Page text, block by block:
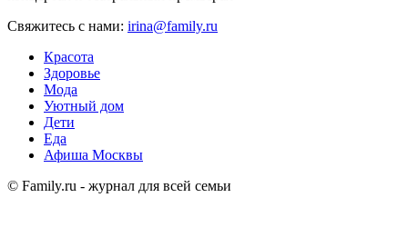
Свяжитесь с нами: irina@family.ru
Красота
Здоровье
Мода
Уютный дом
Дети
Еда
Афиша Москвы
© Family.ru - журнал для всей семьи